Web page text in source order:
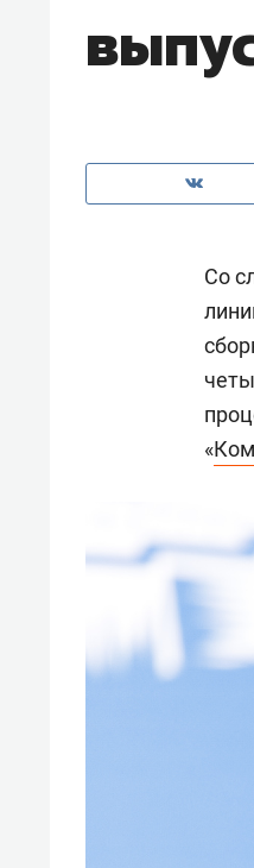
Со
«
Рекомендуем
Как ГК «МИР